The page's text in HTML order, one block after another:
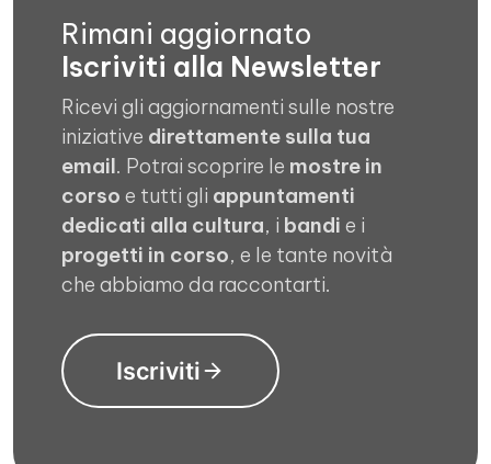
Rimani aggiornato
Iscriviti alla Newsletter
Ricevi gli aggiornamenti sulle nostre
iniziative direttamente sulla tua
email. Potrai scoprire le mostre in
corso e tutti gli appuntamenti
dedicati alla cultura, i bandi e i
progetti in corso, e le tante novità
che abbiamo da raccontarti.
Iscriviti